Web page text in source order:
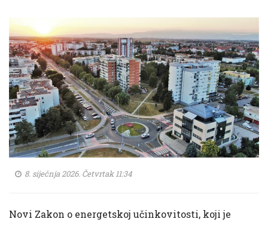
8. siječnja 2026. Četvrtak 11:34
Novi Zakon o energetskoj učinkovitosti, koji je